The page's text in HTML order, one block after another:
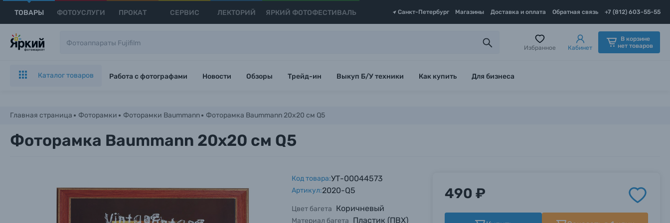
ТОВАРЫ ФОТОУСЛУГИ ПРОКАТ СЕРВИС ЛЕКТОРИЙ ЯРКИЙ ФОТОФЕСТИВАЛЬ Санкт-Петербург Магазины Доставка и оплата Обратная связь +7 (812) 603-55-55
Избранное Кабинет
В корзине
нет товаров
Каталог товаров Работа с фотографами Новости Обзоры Трейд-ин Выкуп Б/У техники Как купить Для бизнеса
Главная страница Фоторамки Фоторамки Baummann Фоторамка Baummann 20x20 см Q5
Фоторамка Baummann 20x20 см Q5
Код товара:УТ-00044573
Артикул:2020-Q5
Цвет багета Коричневый
Материал багета Пластик (ПВХ)
490 ₽